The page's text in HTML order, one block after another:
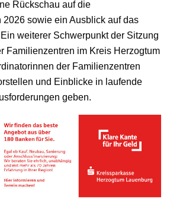
Rückschau auf die
2026 sowie ein Ausblick auf das
weiterer Schwerpunkt der Sitzung
Familienzentren im Kreis Herzogtum
der Familienzentren
und Einblicke in laufende
geben.